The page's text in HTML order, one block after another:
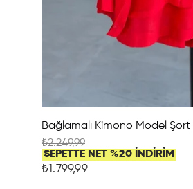
Bağlamalı Kimono Model Şort
₺2.249,99
SEPETTE NET %20 İNDİRİM
₺1.799,99